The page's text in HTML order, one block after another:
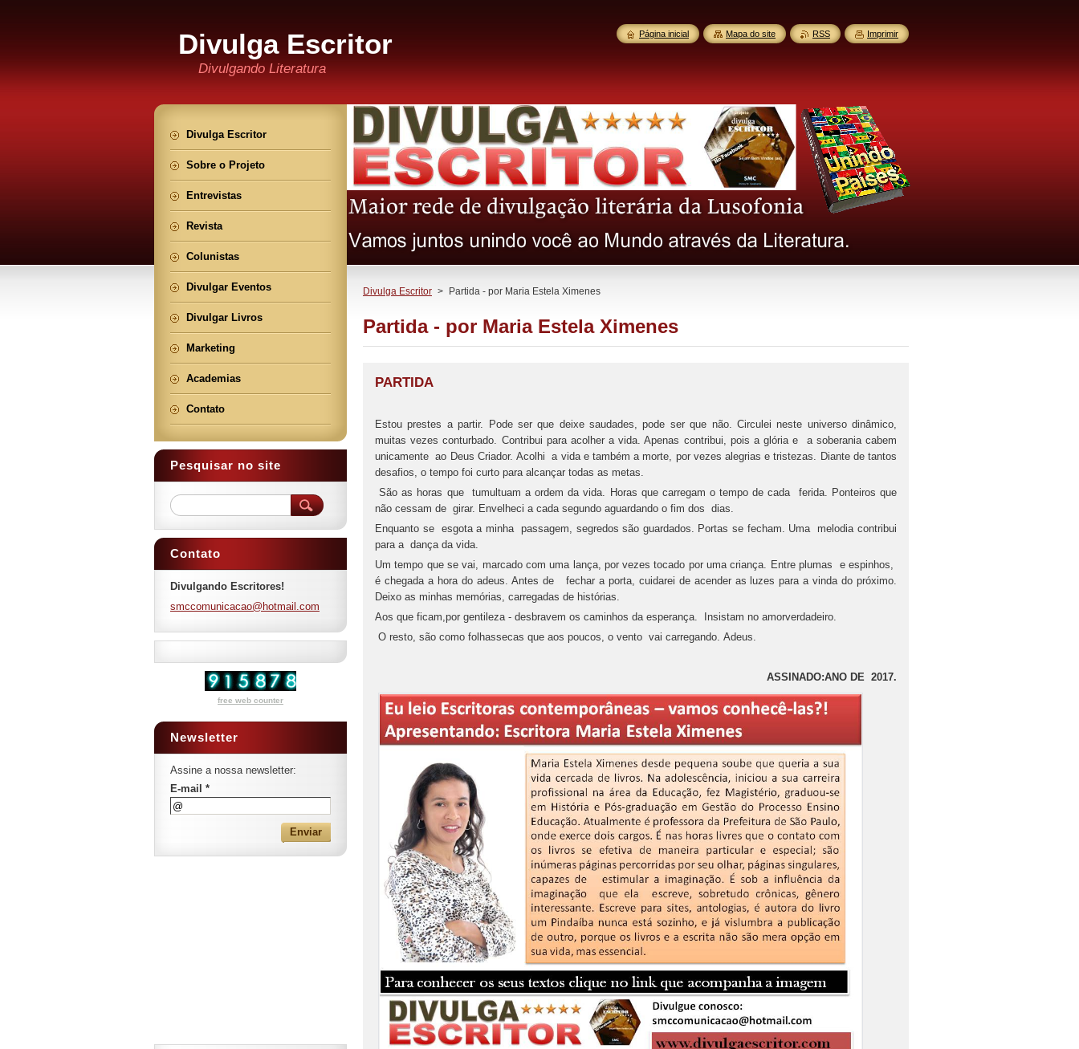
Divulga Escritor
Divulgando Literatura
Divulga Escritor > Partida - por Maria Estela Ximenes
Partida - por Maria Estela Ximenes
PARTIDA
Estou prestes a partir. Pode ser que deixe saudades, pode ser que não. Circulei neste universo dinâmico,
muitas vezes conturbado. Contribui para acolher a vida. Apenas contribui, pois a glória e a soberania cabem
unicamente ao Deus Criador. Acolhi a vida e também a morte, por vezes alegrias e tristezas. Diante de tantos
desafios, o tempo foi curto para alcançar todas as metas.
São as horas que tumultuam a ordem da vida. Horas que carregam o tempo de cada ferida. Ponteiros que
não cessam de girar. Envelheci a cada segundo aguardando o fim dos dias.
Enquanto se esgota a minha passagem, segredos são guardados. Portas se fecham. Uma melodia contribui
para a dança da vida.
Um tempo que se vai, marcado com uma lança, por vezes tocado por uma criança. Entre plumas e espinhos,
é chegada a hora do adeus. Antes de fechar a porta, cuidarei de acender as luzes para a vinda do próximo.
Deixo as minhas memórias, carregadas de histórias.
Aos que ficam,por gentileza - desbravem os caminhos da esperança. Insistam no amorverdadeiro.
O resto, são como folhassecas que aos poucos, o vento vai carregando. Adeus.
ASSINADO:ANO DE 2017.
Divulga Escritor
Sobre o Projeto
Entrevistas
Revista
Colunistas
Divulgar Eventos
Divulgar Livros
Marketing
Academias
Contato
Pesquisar no site
Contato
Divulgando Escritores!
smccomunicacao@hotmail.com
free web counter
Newsletter
Assine a nossa newsletter:
E-mail *
Página inicial Mapa do site RSS Imprimir